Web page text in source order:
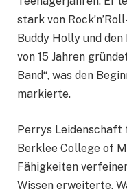
stark von
Buddy Holly und
von 15 Jahren
Band“, was den
markierte.
Perrys Leidenschaft
Berklee College of
Fähigkeiten
Wissen erweiterte.